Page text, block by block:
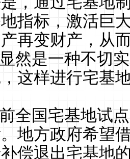
指标，激活巨
再变财产，从
然是一种不切
这样进行宅基
全国宅基地试
地方政府希望
偿退出宅基地